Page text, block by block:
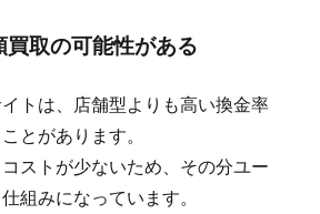
買取の可能性がある
トは、店舗型よりも高い換金率
とがあります。
ストが少ないため、その分ユー
組みになっています。